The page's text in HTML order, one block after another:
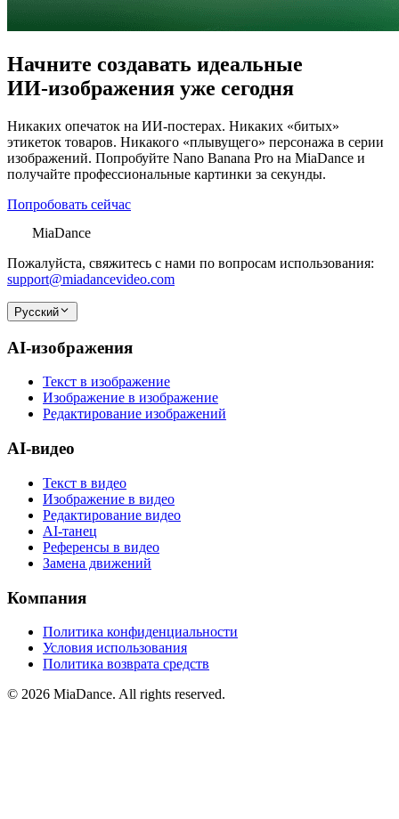
Начните создавать идеальные
ИИ‑изображения уже сегодня
Никаких опечаток на ИИ‑постерах. Никаких «битых»
этикеток товаров. Никакого «плывущего» персонажа в серии
изображений. Попробуйте Nano Banana Pro на MiaDance и
получайте профессиональные картинки за секунды.
Попробовать сейчас
MiaDance
Пожалуйста, свяжитесь с нами по вопросам использования:
support@miadancevideo.com
Русский
AI-изображения
Текст в изображение
Изображение в изображение
Редактирование изображений
AI-видео
Текст в видео
Изображение в видео
Редактирование видео
AI-танец
Референсы в видео
Замена движений
Компания
Политика конфиденциальности
Условия использования
Политика возврата средств
© 2026 MiaDance. All rights reserved.